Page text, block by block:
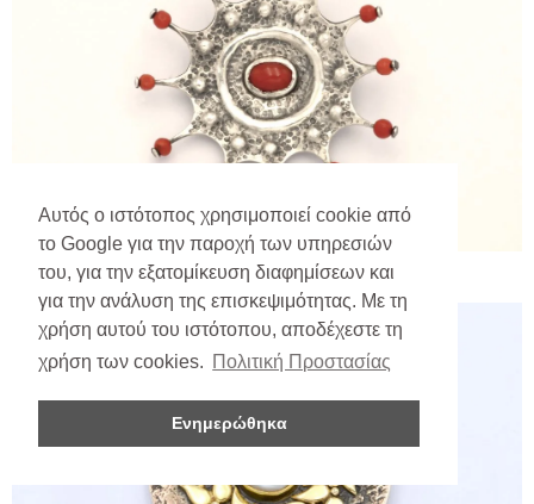
Αυτός ο ιστότοπος χρησιμοποιεί cookie από
το Google για την παροχή των υπηρεσιών
του, για την εξατομίκευση διαφημίσεων και
για την ανάλυση της επισκεψιμότητας. Με τη
χρήση αυτού του ιστότοπου, αποδέχεστε τη
χρήση των cookies. Πολιτική Προστασίας
Ενημερώθηκα